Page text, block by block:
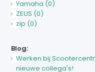
Yamaha (0)
ZEUS (0)
zip (0)
Blog:
Werken bij
nieuwe collega's!